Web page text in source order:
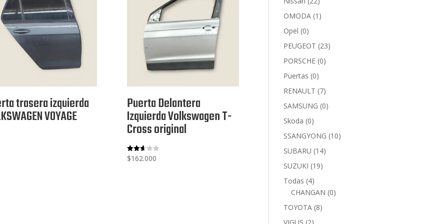
trasera izquierda
VOYAGE
Puerta Delantera
Izquierda Volkswagen T-
Cross original
Valora
do
$162.000
OMODA (1)
Opel (0)
PEUGEOT (23)
PORSCHE (0)
Puertas (0)
RENAULT (7)
SAMSUNG (0)
Skoda (0)
SSANGYONG (10)
SUBARU (14)
SUZUKI (19)
Todas (4)
CHANGAN (0)
TOYOTA (8)